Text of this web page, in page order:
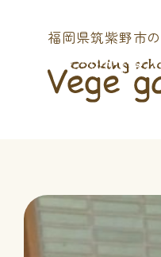
福岡県筑紫野市の